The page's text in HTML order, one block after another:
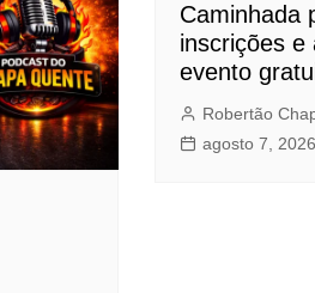
Caminhada
inscrições e
evento
Robertão
agosto 7, 2026